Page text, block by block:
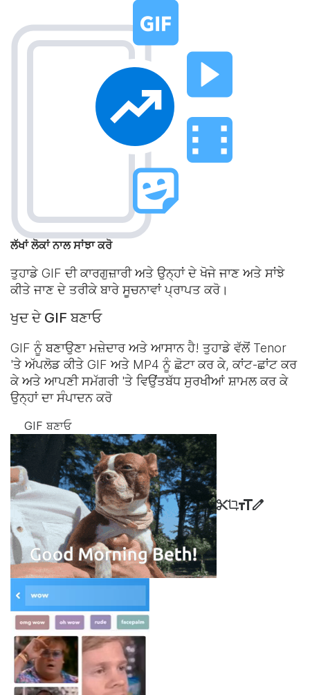
ਲੱਖਾਂ ਲੋਕਾਂ ਨਾਲ ਸਾਂਝਾ ਕਰੋ
ਤੁਹਾਡੇ GIF ਦੀ ਕਾਰਗੁਜ਼ਾਰੀ ਅਤੇ ਉਨ੍ਹਾਂ ਦੇ ਖੋਜੇ ਜਾਣ ਅਤੇ ਸਾਂਝੇ
ਕੀਤੇ ਜਾਣ ਦੇ ਤਰੀਕੇ ਬਾਰੇ ਸੂਚਨਾਵਾਂ ਪ੍ਰਾਪਤ ਕਰੋ।
ਖੁਦ ਦੇ GIF ਬਣਾਓ
GIF ਨੂੰ ਬਣਾਉਣਾ ਮਜ਼ੇਦਾਰ ਅਤੇ ਆਸਾਨ ਹੈ! ਤੁਹਾਡੇ ਵੱਲੋਂ Tenor
'ਤੇ ਅੱਪਲੋਡ ਕੀਤੇ GIF ਅਤੇ MP4 ਨੂੰ ਛੋਟਾ ਕਰ ਕੇ, ਕਾਂਟ-ਛਾਂਟ ਕਰ
ਕੇ ਅਤੇ ਆਪਣੀ ਸਮੱਗਰੀ 'ਤੇ ਵਿਉਂਤਬੱਧ ਸੁਰਖੀਆਂ ਸ਼ਾਮਲ ਕਰ ਕੇ
ਉਨ੍ਹਾਂ ਦਾ ਸੰਪਾਦਨ ਕਰੋ
GIF ਬਣਾਓ